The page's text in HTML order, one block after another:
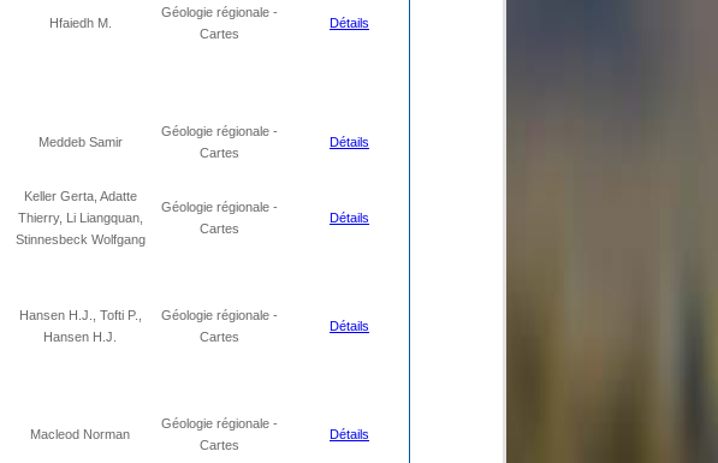
Hfaiedh M.
Géologie régionale -
Cartes
Détails
Meddeb Samir
Géologie régionale -
Cartes
Détails
Keller Gerta, Adatte
Thierry, Li Liangquan,
Stinnesbeck Wolfgang
Géologie régionale -
Cartes
Détails
Hansen H.J., Tofti P.,
Hansen H.J.
Géologie régionale -
Cartes
Détails
Macleod Norman
Géologie régionale -
Cartes
Détails